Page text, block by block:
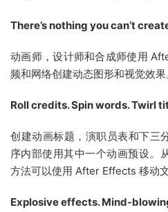
There’s nothing you can’t
动画师，设计师和合成师使用
频和网络创建动态图形和视觉效果
Roll credits. Spin words. Twirl
创建动画标题，演职员表和下三
序内部使用其中一个动画预设。
方法可以使用 After Effects 移动文
Explosive effects. Mind-